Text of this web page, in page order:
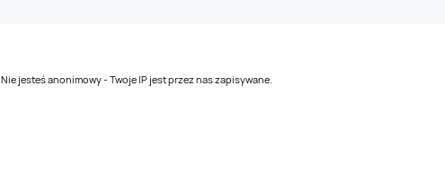
. Nie jesteś anonimowy - Twoje IP jest przez nas zapisywane.